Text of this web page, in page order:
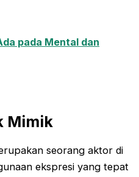
pada Mental dan
Mimik
seorang aktor di
ekspresi yang tepat